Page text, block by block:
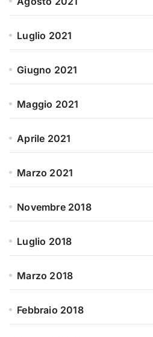
Luglio 2021
Giugno 2021
Maggio 2021
Aprile 2021
Marzo 2021
Novembre 2018
Luglio 2018
Marzo 2018
Febbraio 2018